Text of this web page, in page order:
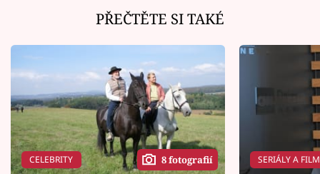
PŘEČTĚTE SI TAKÉ
CELEBRITY 8 fotografií SERIÁLY A